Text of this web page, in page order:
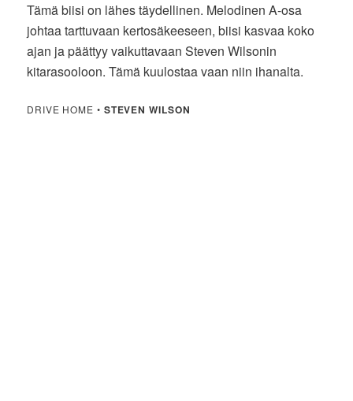
Tämä biisi on lähes täydellinen. Melodinen A-osa
johtaa tarttuvaan kertosäkeeseen, biisi kasvaa koko
ajan ja päättyy vaikuttavaan Steven Wilsonin
kitarasooloon. Tämä kuulostaa vaan niin ihanalta.
DRIVE HOME • STEVEN WILSON